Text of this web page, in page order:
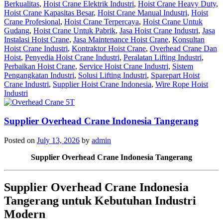
Berkualitas, Hoist Crane Elektrik Industri, Hoist Crane Heavy Duty,
Hoist Crane Kapasitas Besar, Hoist Crane Manual Industri, Hoist
Crane Profesional, Hoist Crane Terpercaya, Hoist Crane Untuk
Gudang, Hoist Crane Untuk Pabrik, Jasa Hoist Crane Industri, Jasa
Instalasi Hoist Crane, Jasa Maintenance Hoist Crane, Konsultan
Hoist Crane Industri, Kontraktor Hoist Crane, Overhead Crane Dan
Hoist, Penyedia Hoist Crane Industri, Peralatan Lifting Industri,
Perbaikan Hoist Crane, Service Hoist Crane Industri, Sistem
Pengangkatan Industri, Solusi Lifting Industri, Sparepart Hoist
Crane Industri, Supplier Hoist Crane Indonesia, Wire Rope Hoist
Industri
Supplier Overhead Crane Indonesia Tangerang
Posted on July 13, 2026 by admin
Supplier Overhead Crane Indonesia Tangerang
Supplier Overhead Crane Indonesia
Tangerang untuk Kebutuhan Industri
Modern